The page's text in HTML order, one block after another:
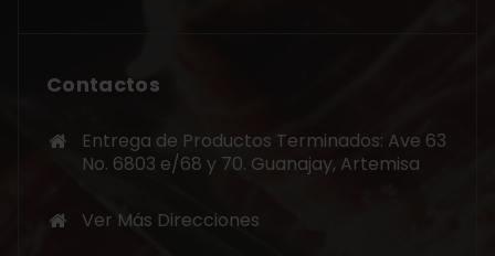
Contactos
Entrega de Productos Terminados: Ave 63
No. 6803 e/68 y 70. Guanajay, Artemisa
Ver Más Direcciones